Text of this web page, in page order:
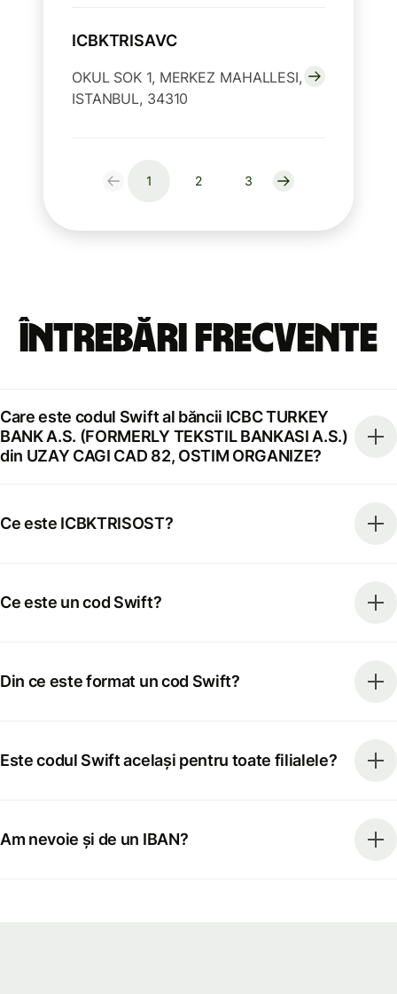
ICBKTRISAVC
OKUL SOK 1, MERKEZ MAHALLESI,
ISTANBUL, 34310
1 2 3
Întrebări frecvente
Care este codul Swift al băncii ICBC TURKEY
BANK A.S. (FORMERLY TEKSTIL BANKASI A.S.)
din UZAY CAGI CAD 82, OSTIM ORGANIZE?
Ce este ICBKTRISOST?
Ce este un cod Swift?
Din ce este format un cod Swift?
Este codul Swift același pentru toate filialele?
Am nevoie și de un IBAN?